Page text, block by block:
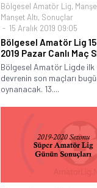
Bölgesel Amatör Lig,
Manşet Altı, Sonuçlar
15 Aralık 2019 09:05
Bölgesel Amatör Lig 15
2019 Pazar Canlı Maç
Bölgesel Amatör Ligde ilk
devrenin son maçları
oynanacak. 13....